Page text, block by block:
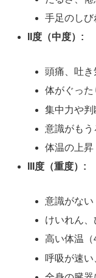
手足のしび
II度（中度）:
頭痛、吐き
体がぐった
集中力や
意識がもう
体温の上
III度（重度）:
意識がない
けいれん、
高い体温（
呼吸が速い